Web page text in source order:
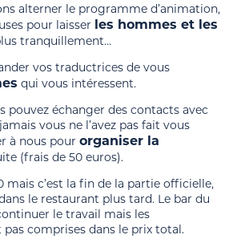
alterner le programme d’animation,
pour laisser les hommes et les
tranquillement…
vos traductrices de vous
qui vous intéressent.
pouvez échanger des contacts avec
vous ne l’avez pas fait vous
à nous pour organiser la
(frais de 50 euros).
mais c’est la fin de la partie officielle,
le restaurant plus tard. Le bar du
le travail mais les
comprises dans le prix total.